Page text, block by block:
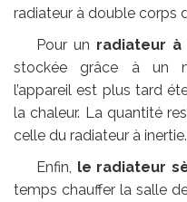
radiateur à double corps
Pour un radiateur à
stockée grâce à un
l’appareil est plus tard
la chaleur. La quantité
celle du radiateur à inertie.
Enfin, le radiateur
temps chauffer la salle